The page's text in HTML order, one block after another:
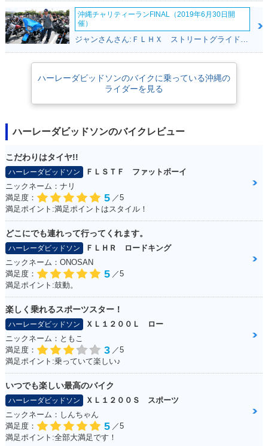
沖縄チャリティーランFINAL（2019年6月30日開
催）
ハーレーダビッドソンのバイクに乗っている沖縄の
ライダーを見る
ハーレーダビッドソンのバイクレビュー
こだわりはタイヤ!!
ハーレーダビッドソン
ＦＬＳＴＦ ファットボーイ
ニックネーム：ナリ
満足度：
5 ／5
満足ポイント:満足ポイントはスタイル！
どこにでも連れって行ってくれます。
ハーレーダビッドソン
ＦＬＨＲ ロードキング
ニックネーム：ONOSAN
満足度：
5 ／5
満足ポイント:鼓動。
楽しく乗れるスポーツスター！
ハーレーダビッドソン
ＸＬ１２００Ｌ ロー
ニックネーム：ともこ
満足度：
3 ／5
満足ポイント:乗っていて楽しい♪
いつでも楽しい最高のバイク
ハーレーダビッドソン
ＸＬ１２００Ｓ スポーツ
ニックネーム：しんちゃん
満足度：
5 ／5
満足ポイント:全部大満足です！